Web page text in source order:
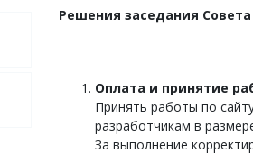
Решения заседания Совета
Оплата и принятие
Принять работы по
разработчикам в
За выполнение